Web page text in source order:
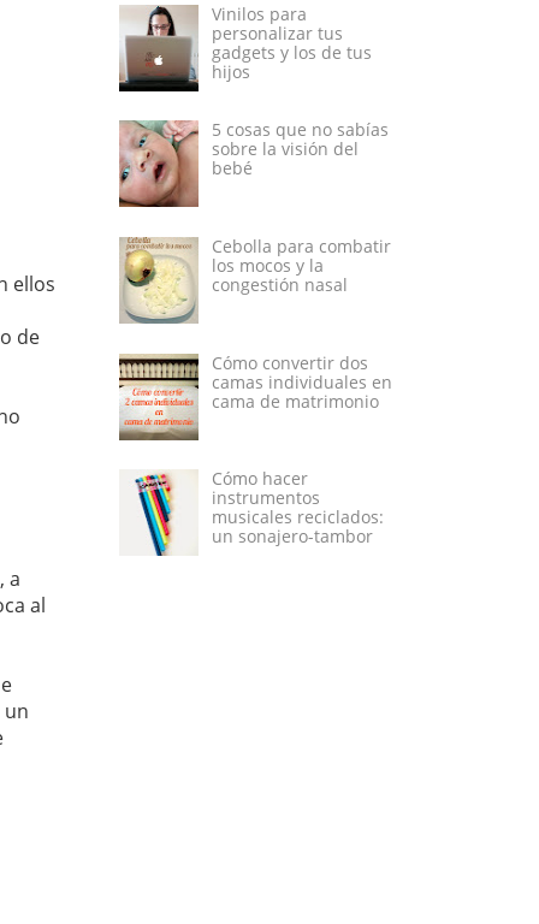
ellos
de
a
al
un
Vinilos para
personalizar tus
gadgets y los de tus
hijos
5 cosas que no sabías
sobre la visión del
bebé
Cebolla para combatir
los mocos y la
congestión nasal
Cómo convertir dos
camas individuales en
cama de matrimonio
Cómo hacer
instrumentos
musicales reciclados:
un sonajero-tambor